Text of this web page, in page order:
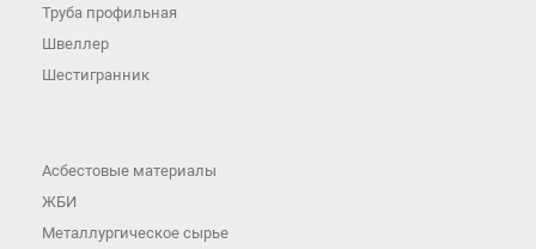
Труба профильная
Швеллер
Шестигранник
Асбестовые материалы
ЖБИ
Металлургическое сырье